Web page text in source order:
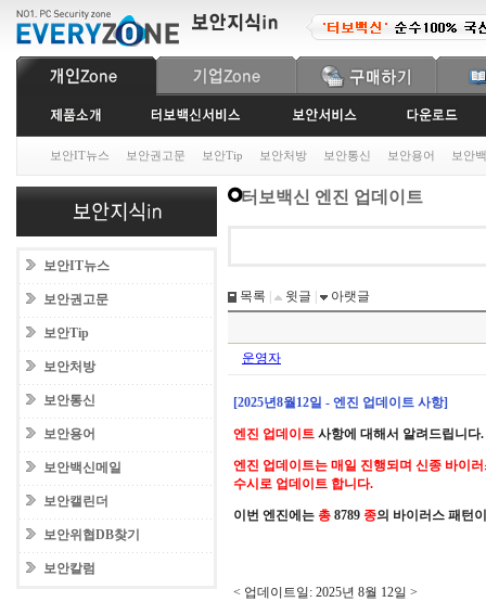
보안IT뉴스 보안권고문 보안Tip 보안처방 보안통신 보안용어 보안
보안IT뉴스
보안권고문
보안Tip
보안처방
보안통신
보안용어
보안백신메일
보안캘린더
보안위협DB찾기
보안칼럼
터보백신 엔진 업데이트
목록 윗글 아랫글
운영자
[2025년8월12일 - 엔진 업데이트 사항]
엔진 업데이트 사항에 대해서 알려드립니다.
엔진 업데이트는 매일 진행되며 신종 바이
수시로 업데이트 합니다.
이번 엔진에는 총 8789 종의 바이러스 패턴
< 업데이트일: 2025년 8월 12일 >